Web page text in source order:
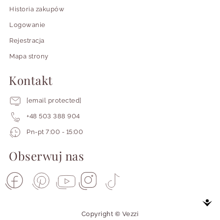
Historia zakupów
Logowanie
Rejestracja
Mapa strony
Kontakt
[email protected]
+48 503 388 904
Pracujemy
poniedziałku
do
od
siódmej
Pn-pt 7:00 - 15:00
Obserwuj nas
Copyright © Vezzi